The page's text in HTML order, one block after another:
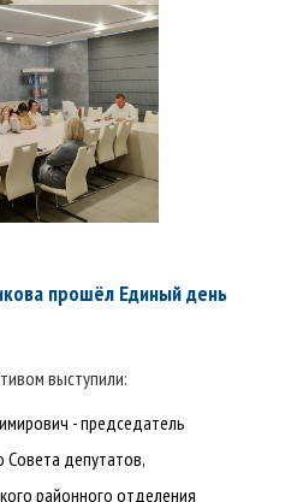
прошёл Единый день
выступили:
- председатель
Совета депутатов,
районного отделения